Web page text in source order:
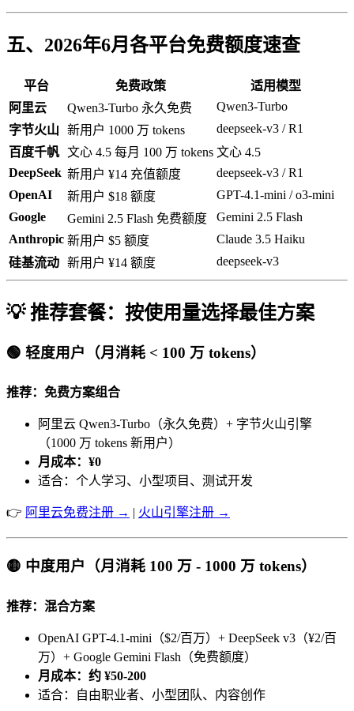
五、2026年6月各平台免费额度速查
平台 免费政策
适用模型
阿里云
Qwen3-Turbo 永久免费
Qwen3-Turbo
字节火山
新用户 1000 万 tokens
deepseek-v3 / R1
百度千帆 文心 4.5 每月 100 万 tokens 文心 4.5
DeepSeek 新用户 ¥14 充值额度
deepseek-v3 / R1
OpenAI
新用户 $18 额度
GPT-4.1-mini / o3-mini
Google
Gemini 2.5 Flash 免费额度
Gemini 2.5 Flash
Anthropic 新用户 $5 额度
Claude 3.5 Haiku
硅基流动 新用户 ¥14 额度 deepseek-v3
💡 推荐套餐：按使用量选择最佳方案
🟢 轻度用户（月消耗 < 100 万 tokens）
推荐：免费方案组合
阿里云 Qwen3-Turbo（永久免费）+ 字节火山引擎
（1000 万 tokens 新用户）
月成本：¥0
适合：个人学习、小型项目、测试开发
👉 阿里云免费注册 → | 火山引擎注册 →
🟡 中度用户（月消耗 100 万 - 1000 万 tokens）
推荐：混合方案
OpenAI GPT-4.1-mini（$2/百万）+ DeepSeek v3（¥2/百
万）+ Google Gemini Flash（免费额度）
月成本：约 ¥50-200
适合：自由职业者、小型团队、内容创作